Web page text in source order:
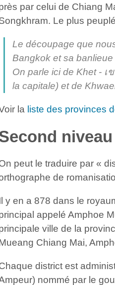
par celui de Chiang
Le plus
Le découpage que
Bangkok et sa
On parle ici de Khet - เ
la capitale) et de
la liste des provinces
peut le traduire par «
de
y en a 878 dans le
appelé Amphoe
ville de la
Chiang Mai,
district est
nommé par le